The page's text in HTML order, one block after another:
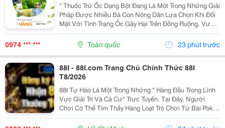
" Thuốc Trừ Ốc Dạng Bột Đang Là Một Trong Những Giải
Pháp Được Nhiều Bà Con Nông Dân Lựa Chọn Khi Đối
Mặt Với Tình Trạng Ốc Gây Hại Trên Đồng Ruộng, Vườn
Cây Và Các Khu Vực Canh Tác Nông Nghiệp. Với Khả
Năng Phân Tán Nhanh, Dễ Sử Dụng Và Tác Động...
0974 *** *** Toàn quốc 23 phút trước
88I - 88I.com Trang Chủ Chính Thức 88I
T8/2026
88I Tự Hào Là Một Trong Những * Hàng Đầu Trong Lĩnh
Vực Giải Trí Và Cá Cư* Trực Tuyến. Tại Đây, Người
Chơi Có Thể Tìm Thấy Hàng Loạt Trò Chơi Từ Bài Poker,
Blackjack, Đến Slot Game Và Thể Thao, Tất Cả Đều
Được Phát Triển Với Công Nghệ Tiên Tiến Nhất....